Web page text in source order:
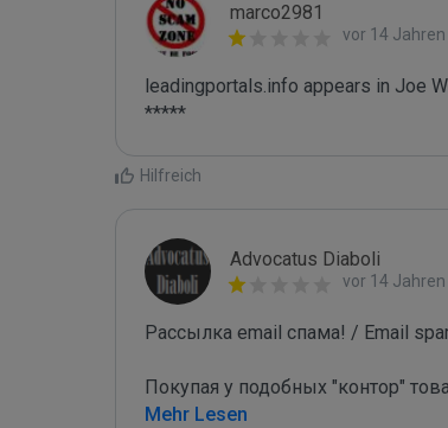
marco2981
vor 14 Jahren
leadingportals.info appears in Joe
*****
Hilfreich
Advocatus Diaboli
vor 14 Jahren
Рассылка email спама! / Email
Покупая у подобных "контор"
Mehr Lesen